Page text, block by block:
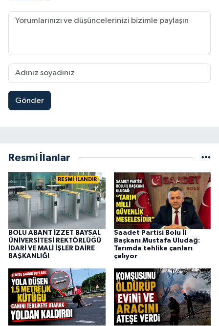
Gönder
Resmi İlanlar
RESMİ İLANDIR
BOLU ABANT İZZET BAYSAL
ÜNİVERSİTESİ REKTÖRLÜĞÜ
İDARİ VE MALİ İŞLER DAİRE
BAŞKANLIĞI
Saadet Partisi Bolu İl
Başkanı Mustafa Uludağ:
Tarımda tehlike çanları
çalıyor